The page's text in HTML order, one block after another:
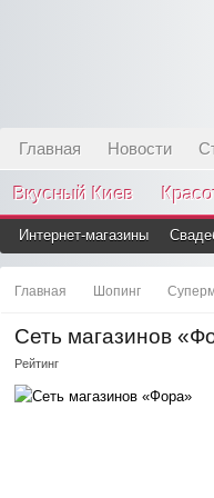
Главная Новости
Вкусный Киев
Интернет-магазины
Главная Шопинг
Сеть магазинов
Рейтинг